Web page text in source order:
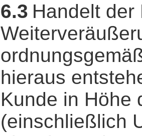
6.3 Handelt der
hieraus
Kunde in Höhe
(einschließlich